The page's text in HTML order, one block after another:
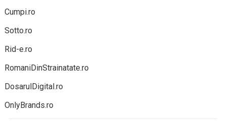
Cumpi.ro
Sotto.ro
Rid-e.ro
RomaniDinStrainatate.ro
DosarulDigital.ro
OnlyBrands.ro